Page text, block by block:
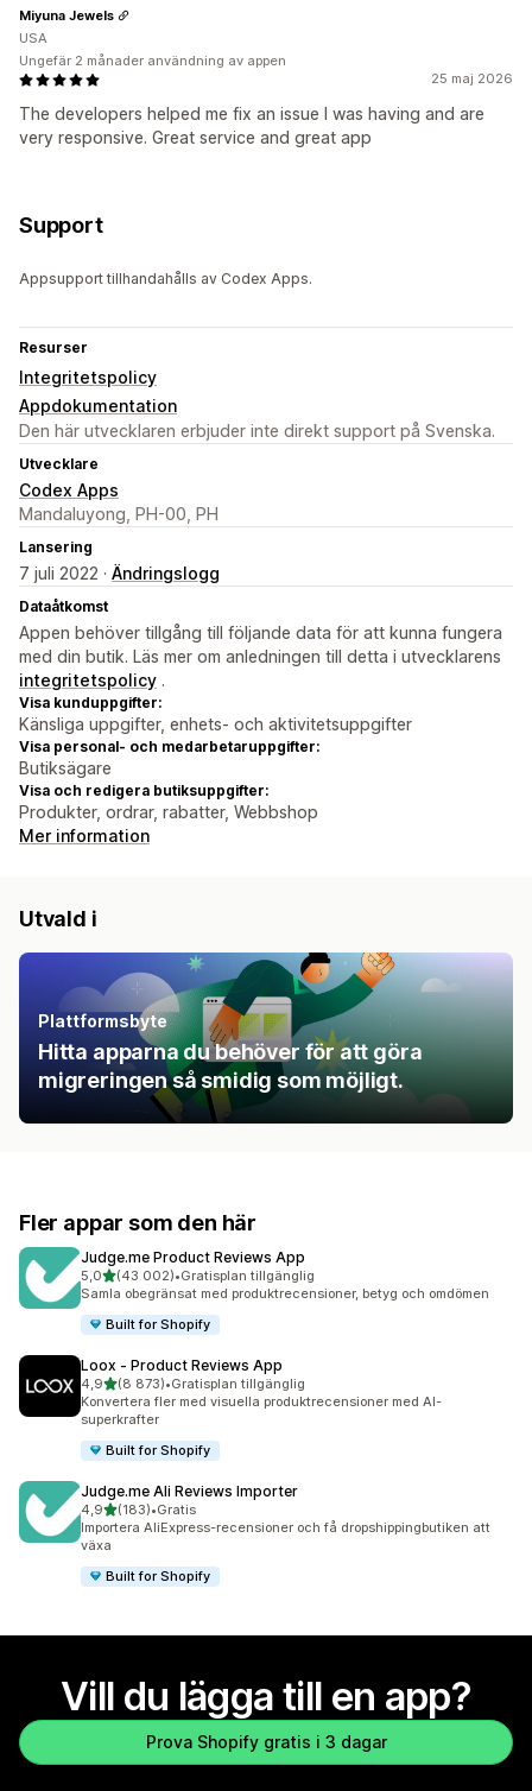
25 maj 2026
The developers helped me fix an issue I was having and are
very responsive. Great service and great app
Miyuna Jewels
USA
Ungefär 2 månader användning av appen
Support
Appsupport tillhandahålls av Codex Apps.
Resurser
Integritetspolicy
Appdokumentation
Den här utvecklaren erbjuder inte direkt support på Svenska.
Utvecklare
Codex Apps
Mandaluyong, PH-00, PH
Lansering
7 juli 2022 · Ändringslogg
Dataåtkomst
Appen behöver tillgång till följande data för att kunna fungera
med din butik. Läs mer om anledningen till detta i utvecklarens
integritetspolicy .
Visa kunduppgifter:
Känsliga uppgifter, enhets- och aktivitetsuppgifter
Visa personal- och medarbetaruppgifter:
Butiksägare
Visa och redigera butiksuppgifter:
Produkter, ordrar, rabatter, Webbshop
Mer information
Utvald i
Plattformsbyte
Hitta apparna du behöver för att göra
migreringen så smidig som möjligt.
Fler appar som den här
Judge.me Product Reviews App
5,0av 5 stjärnor
(43 002)
43002 recensioner totalt
•Gratisplan tillgänglig
Samla obegränsat med produktrecensioner, betyg och omdömen
Built for Shopify
Loox ‑ Product Reviews App
4,9av 5 stjärnor
(8 873)
8873 recensioner totalt
•Gratisplan tillgänglig
Konvertera fler med visuella produktrecensioner med AI-
superkrafter
Built for Shopify
Judge.me Ali Reviews Importer
4,9av 5 stjärnor
(183)
183 recensioner totalt
•Gratis
Importera AliExpress-recensioner och få dropshippingbutiken att
växa
Built for Shopify
Vill du lägga till en app?
Prova Shopify gratis i 3 dagar